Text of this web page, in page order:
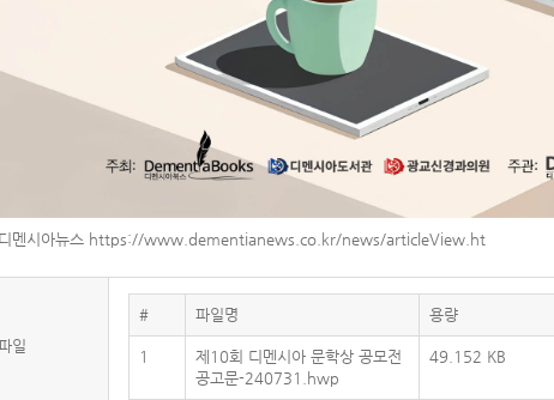
디멘시아뉴스 https://www.dementianews.co.kr/news/articleView.ht
일
# 파일명 용량
1
제10회 디멘시아 문학상 공모전
공고문-240731.hwp
49.152 KB